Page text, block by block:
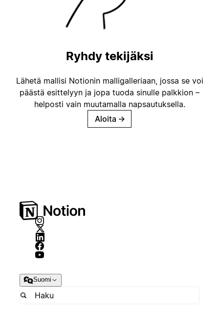
Ryhdy tekijäksi
Lähetä mallisi Notionin malligalleriaan, jossa se voi
päästä esittelyyn ja jopa tuoda sinulle palkkion –
helposti vain muutamalla napsautuksella.
Aloita →
Suomi